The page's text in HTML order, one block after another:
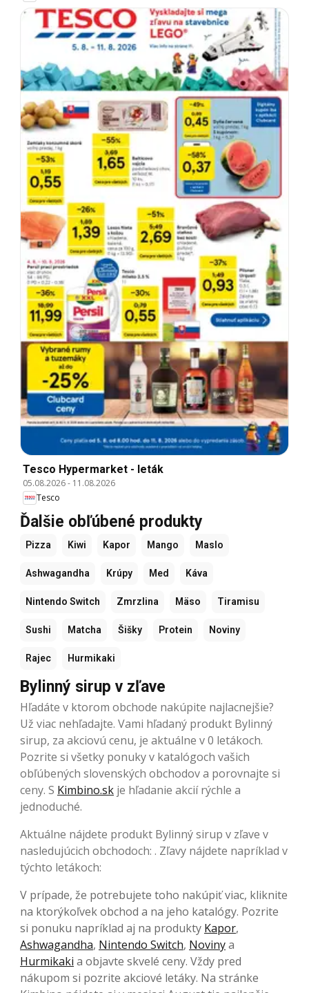
Tesco Hypermarket - leták
05.08.2026- 11.08.2026
Tesco
Ďalšie obľúbené produkty
Pizza Kiwi Kapor Mango Maslo
Ashwagandha Krúpy Med Káva
Nintendo Switch Zmrzlina Mäso Tiramisu
Sushi Matcha Šišky Protein Noviny
Rajec Hurmikaki
Bylinný sirup v zľave
Hľadáte v ktorom obchode nakúpite najlacnejšie?
Už viac nehľadajte. Vami hľadaný produkt Bylinný
sirup, za akciovú cenu, je aktuálne v 0 letákoch.
Pozrite si všetky ponuky v katalógoch vašich
obľúbených slovenských obchodov a porovnajte si
ceny. S Kimbino.sk je hľadanie akcií rýchle a
jednoduché.
Aktuálne nájdete produkt Bylinný sirup v zľave v
nasledujúcich obchodoch: . Zľavy nájdete napríklad v
týchto letákoch:
V prípade, že potrebujete toho nakúpiť viac, kliknite
na ktorýkoľvek obchod a na jeho katalógy. Pozrite
si ponuku napríklad aj na produkty Kapor,
Ashwagandha, Nintendo Switch, Novinya
Hurmikaki a objavte skvelé ceny. Vždy pred
nákupom si pozrite akciové letáky. Na stránke